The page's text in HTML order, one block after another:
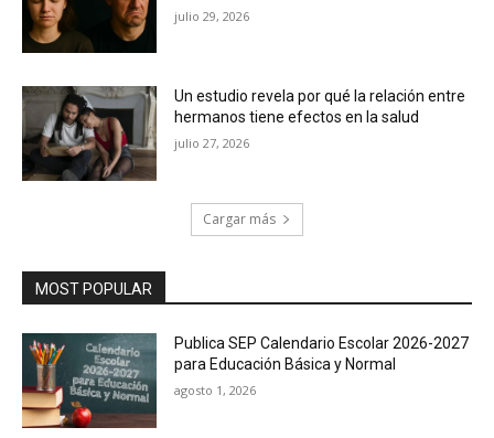
julio 29, 2026
Un estudio revela por qué la relación entre
hermanos tiene efectos en la salud
julio 27, 2026
Cargar más
MOST POPULAR
Publica SEP Calendario Escolar 2026-2027
para Educación Básica y Normal
agosto 1, 2026